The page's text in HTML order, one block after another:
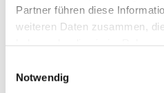
Partner führen diese
weiteren Daten zusammen,
Notwendig
August 2024
Mai 2024